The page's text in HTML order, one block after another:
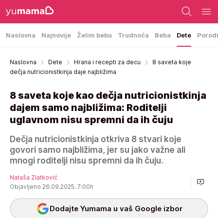
Naslovna Najnovije Želim bebu Trudnoća Beba Dete
Naslovna Dete Hrana i recepti za decu
8 saveta koje
dečja nutricionistkinja daje najbližima
8 saveta koje kao dečja nutricionistkinja
dajem samo najbližima: Roditelji
uglavnom nisu spremni da ih čuju
Dečja nutricionistkinja otkriva 8 stvari koje
govori samo najbližima, jer su jako važne ali
mnogi roditelji nisu spremni da ih čuju.
Nataša Zlatković
Objavljeno 26.09.2025. 7:00h
Dodajte Yumama u vaš Google izbor